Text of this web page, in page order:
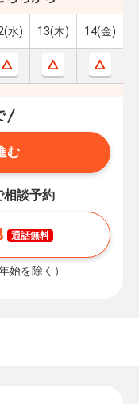
水) 13(木) 14(金)
む
相談予約
通話無料
始を除く）